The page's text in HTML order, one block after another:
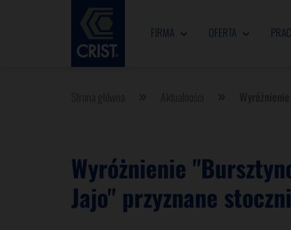
FIRMA OFERTA
Wyróżnienie
Jajo" przyznane